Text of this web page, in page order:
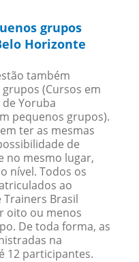
grupos
Horizonte
também
(Cursos em
Yoruba
pequenos grupos).
ter as mesmas
de
no mesmo lugar,
nível. Todos os
ao
Trainers Brasil
oito ou menos
De toda forma, as
na
12 participantes.